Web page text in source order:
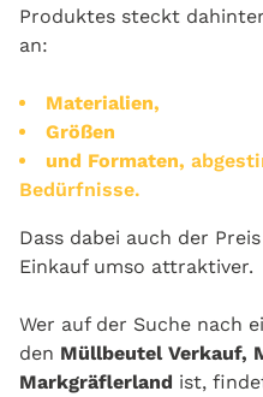
Produktes steckt
an:
Materialien,
Größen
und Formaten,
Bedürfnisse.
Dass dabei auch der
Einkauf umso attraktiver.
Wer auf der Suche nach
den Müllbeutel Verkauf,
Markgräflerland ist,